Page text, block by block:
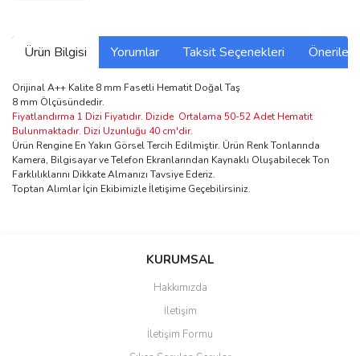
Ürün Bilgisi Yorumlar Taksit Seçenekleri
Orijinal A++ Kalite 8 mm Fasetli Hematit Doğal Taş
8 mm Ölçüsündedir.
Fiyatlandırma 1 Dizi Fiyatıdır. Dizide Ortalama 50-52 Adet Hematit
Bulunmaktadır. Dizi Uzunluğu 40 cm'dir.
Ürün Rengine En Yakın Görsel Tercih Edilmiştir. Ürün Renk Tonlarında
Kamera, Bilgisayar ve Telefon Ekranlarından Kaynaklı Oluşabilecek Ton
Farklılıklarını Dikkate Almanızı Tavsiye Ederiz.
Toptan Alımlar İçin Ekibimizle İletişime Geçebilirsiniz.
Bu ürüne ilk yorumu siz yapın!
Yorum Yaz
Ürün resmi kalitesiz, bozuk veya görüntülenemiyor.
Ürün açıklamasında eksik bilgiler bulunuyor.
KURUMSAL
Hakkımızda
İletişim
İletişim Formu